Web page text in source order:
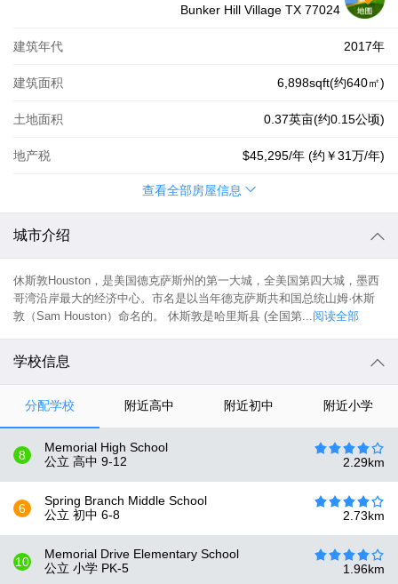
Bunker Hill Village TX 77024
建筑年代 2017年
建筑面积 6,898sqft(约640㎡)
土地面积 0.37英亩(约0.15公顷)
地产税 $45,295/年 (约 ￥31万/年)
查看全部房屋信息
城市介绍
休斯敦Houston，是美国德克萨斯州的第一大城，全美国第四大城，墨西
哥湾沿岸最大的经济中心。市名是以当年德克萨斯共和国总统山姆·休斯
敦（Sam Houston）命名的。 休斯敦是哈里斯县 (全国第...阅读全部
学校信息
分配学校 附近高中 附近初中 附近小学
8
Memorial High School
公立 高中 9-12 2.29km
6
Spring Branch Middle School
公立 初中 6-8 2.73km
10
Memorial Drive Elementary School
公立 小学 PK-5 1.96km